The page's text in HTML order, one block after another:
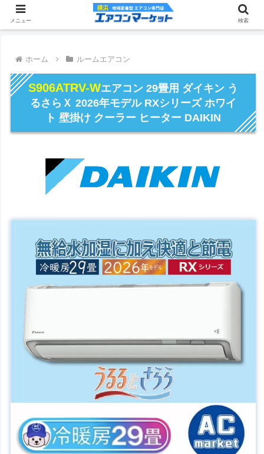
ホーム ルームエアコン
S906ATRV-Wエアコン 29畳用 ダイキン う
るさらＸ 2026年モデル RXシリーズ ホワイ
ト 壁掛け クーラー ヒーター DAIKIN
メニュー 検索